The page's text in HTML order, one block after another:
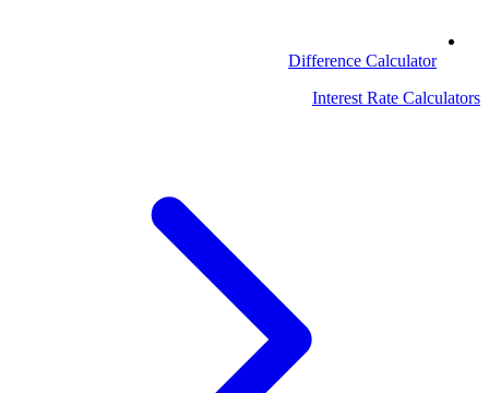
Difference Calculator
Interest Rate Calculators